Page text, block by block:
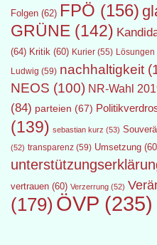
Folgen (62) FPÖ (156)
GRÜNE (142)
(64) Kritik (60) Kurier (55) Lösungen
Ludwig (59) nachhaltigkeit
NEOS (100) NR-Wahl
(84) parteien (67)
(139) sebastian kurz (53)
(52) transparenz (59) Umsetzung
vertrauen (60) Verzerrung (52)
(179) ÖVP (235)